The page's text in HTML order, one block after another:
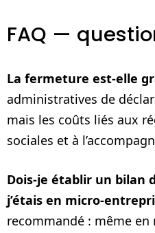
FAQ —
La fermeture est‑elle
administratives de
mais les coûts liés aux
sociales et à
Dois‑je établir un bilan
j’étais en
recommandé : même